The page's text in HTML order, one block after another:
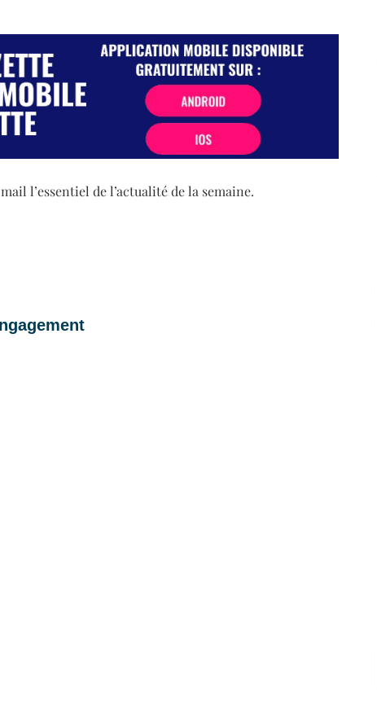
l’essentiel de l’actualité de la semaine.